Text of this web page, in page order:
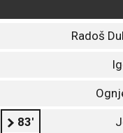
Radoš
83'